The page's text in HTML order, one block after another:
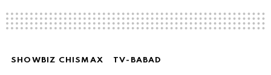
SHOWBIZ CHISMAX TV-BABAD